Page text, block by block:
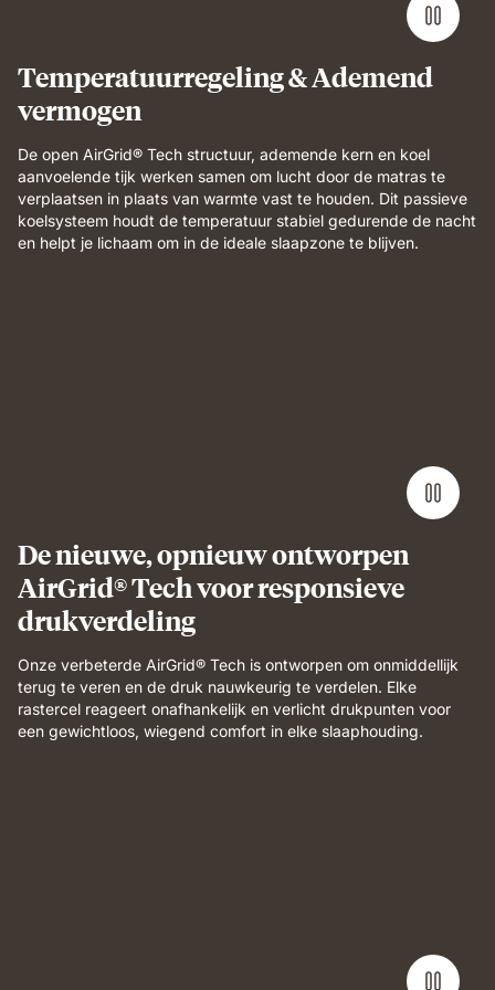
breathable
comfort.
Temperatuurregeling & Ademend
vermogen
De open AirGrid® Tech structuur, ademende kern en koel
aanvoelende tijk werken samen om lucht door de matras te
verplaatsen in plaats van warmte vast te houden. Dit passieve
koelsysteem houdt de temperatuur stabiel gedurende de nacht
en helpt je lichaam om in de ideale slaapzone te blijven.
De nieuwe, opnieuw ontworpen
AirGrid® Tech voor responsieve
drukverdeling
Onze verbeterde AirGrid® Tech is ontworpen om onmiddellijk
terug te veren en de druk nauwkeurig te verdelen. Elke
rastercel reageert onafhankelijk en verlicht drukpunten voor
een gewichtloos, wiegend comfort in elke slaaphouding.